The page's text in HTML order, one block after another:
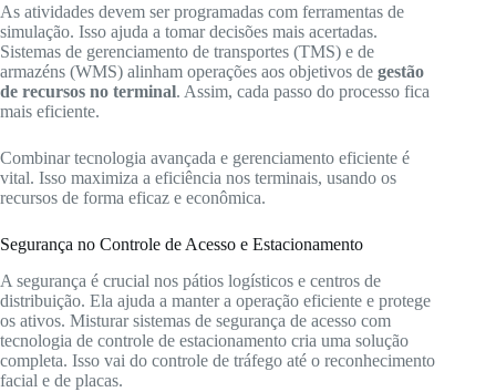
As atividades devem ser programadas com ferramentas de
simulação. Isso ajuda a tomar decisões mais acertadas.
Sistemas de gerenciamento de transportes (TMS) e de
armazéns (WMS) alinham operações aos objetivos de gestão
de recursos no terminal. Assim, cada passo do processo fica
mais eficiente.
Combinar tecnologia avançada e gerenciamento eficiente é
vital. Isso maximiza a eficiência nos terminais, usando os
recursos de forma eficaz e econômica.
Segurança no Controle de Acesso e Estacionamento
A segurança é crucial nos pátios logísticos e centros de
distribuição. Ela ajuda a manter a operação eficiente e protege
os ativos. Misturar sistemas de segurança de acesso com
tecnologia de controle de estacionamento cria uma solução
completa. Isso vai do controle de tráfego até o reconhecimento
facial e de placas.